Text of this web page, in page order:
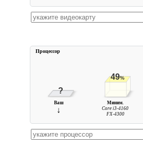
?
49%
Ваш
↓
Миним.
Core i3-4160
FX-4300
Процессор